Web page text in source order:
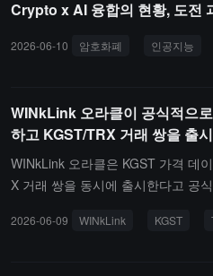
등 분야로 확장될 것입니다. 점점
는 경우가 많으며, 이것이 그들이 새
Crypto x AI 융합의 현황, 도전
2026-06-10 암호화폐 인공지능
WINkLink 오라클이 공식적으
하고 KGST/TRX 거래 쌍을 출
WINkLink 오라클은 KGST 가격 데
X 거래 쌍을 동시에 출시한다고 공
RON DeFi 생태계에 더 효율적이고
2026-06-09 WINkLink KGST